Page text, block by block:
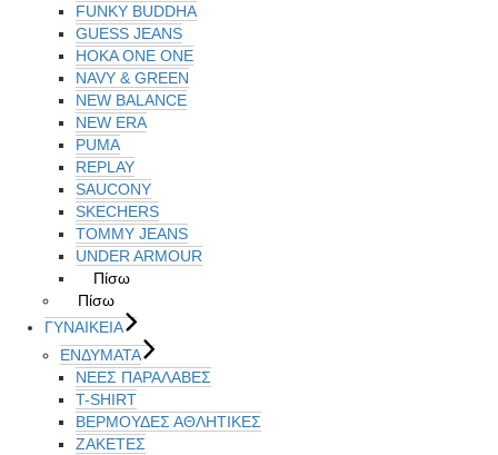
FUNKY BUDDHA
GUESS JEANS
HOKA ONE ONE
NAVY & GREEN
NEW BALANCE
NEW ERA
PUMA
REPLAY
SAUCONY
SKECHERS
TOMMY JEANS
UNDER ARMOUR
Πίσω
Πίσω
ΓΥΝΑΙΚΕΙΑ
ΕΝΔΥΜΑΤΑ
ΝΕΕΣ ΠΑΡΑΛΑΒΕΣ
T-SHIRT
ΒΕΡΜΟΥΔΕΣ ΑΘΛΗΤΙΚΕΣ
ΖΑΚΕΤΕΣ